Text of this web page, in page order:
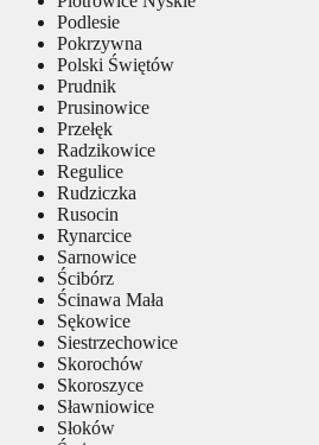
Podlesie
Pokrzywna
Polski Świętów
Prudnik
Prusinowice
Przełęk
Radzikowice
Regulice
Rudziczka
Rusocin
Rynarcice
Sarnowice
Ścibórz
Ścinawa Mała
Sękowice
Siestrzechowice
Skorochów
Skoroszyce
Sławniowice
Słoków